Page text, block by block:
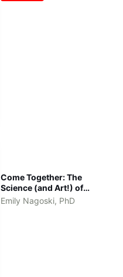
Come Together: The
Science (and Art!) of
Creating Lasting Sexual
Connections tiếng Việt -
Emily Nagoski, PhD